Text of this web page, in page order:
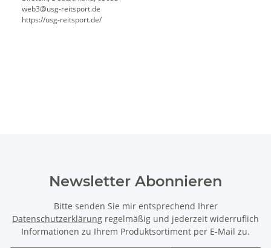
web3@usg-reitsport.de
https://usg-reitsport.de/
Newsletter Abonnieren
Bitte senden Sie mir entsprechend Ihrer
Datenschutzerklärung regelmäßig und jederzeit widerruflich
Informationen zu Ihrem Produktsortiment per E-Mail zu.